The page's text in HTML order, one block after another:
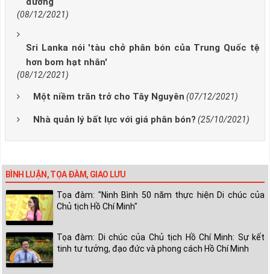
(08/12/2021)
Sri Lanka nói 'tàu chở phân bón của Trung Quốc tệ
hơn bom hạt nhân'
(08/12/2021)
Một niềm trăn trở cho Tây Nguyên (07/12/2021)
Nhà quản lý bất lực với giá phân bón? (25/10/2021)
BÌNH LUẬN, TỌA ĐÀM, GIAO LƯU
Tọa đàm: "Ninh Bình 50 năm thực hiện Di chúc của
Chủ tịch Hồ Chí Minh"
Tọa đàm: Di chúc của Chủ tịch Hồ Chí Minh: Sự kết
tinh tư tưởng, đạo đức và phong cách Hồ Chí Minh